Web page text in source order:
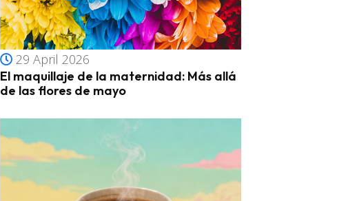
29 April 2026
El maquillaje de la maternidad: Más allá
de las flores de mayo